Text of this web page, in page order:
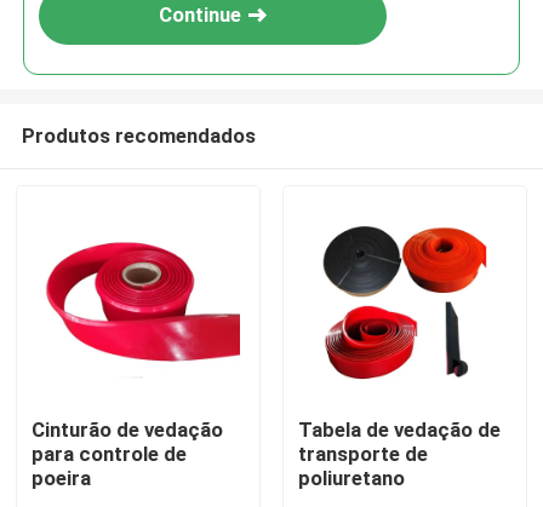
Casa
Produtos
Continue
Produtos recomendados
Cinturão de vedação
para controle de
poeira
Tabela de vedação de
transporte de
poliuretano